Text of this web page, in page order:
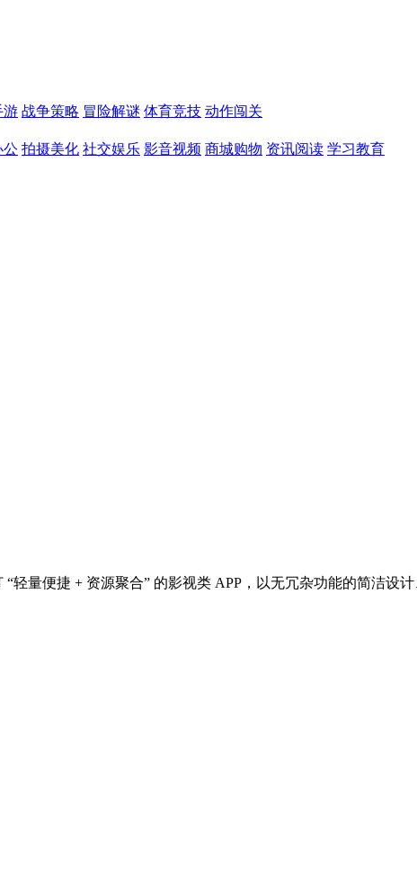
游 战争策略 冒险解谜 体育竞技 动作闯关
公 拍摄美化 社交娱乐 影音视频 商城购物 资讯阅读 学习教育
量便捷 + 资源聚合” 的影视类 APP，以无冗杂功能的简洁设